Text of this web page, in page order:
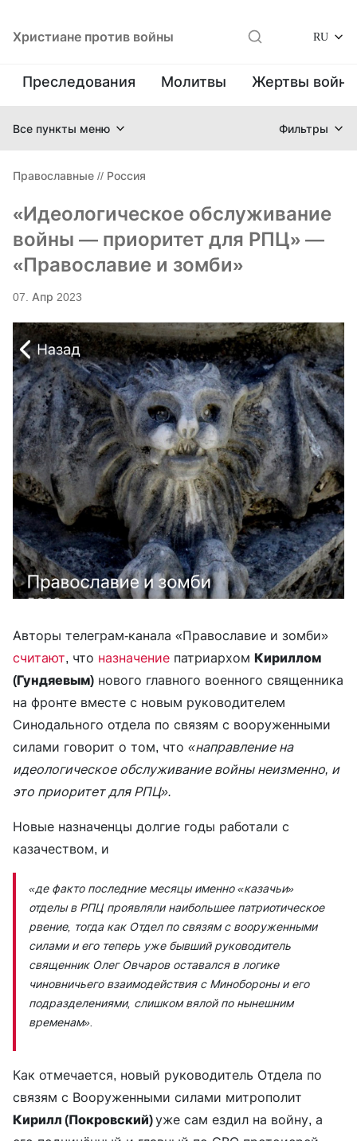
Христиане против войны RU
Преследования Молитвы Жертвы
Все пункты меню Фильтры
Православные // Россия
«Идеологическое обслуживание
войны — приоритет для РПЦ» —
«Православие и зомби»
07. Апр 2023
Авторы телеграм-канала «Православие и зомби»
считают, что назначение патриархом Кириллом
(Гундяевым) нового главного военного священника
на фронте вместе с новым руководителем
Синодального отдела по связям с вооруженными
силами говорит о том, что «направление на
идеологическое обслуживание войны неизменно, и
это приоритет для РПЦ».
Новые назначенцы долгие годы работали с
казачеством, и
«де факто последние месяцы именно «казачьи»
отделы в РПЦ проявляли наибольшее патриотическое
рвение, тогда как Отдел по связям с вооруженными
силами и его теперь уже бывший руководитель
священник Олег Овчаров оставался в логике
чиновничьего взаимодействия с Минобороны и его
подразделениями, слишком вялой по нынешним
временам».
Как отмечается, новый руководитель Отдела по
связям с Вооруженными силами митрополит
Кирилл (Покровский)уже сам ездил на войну, а